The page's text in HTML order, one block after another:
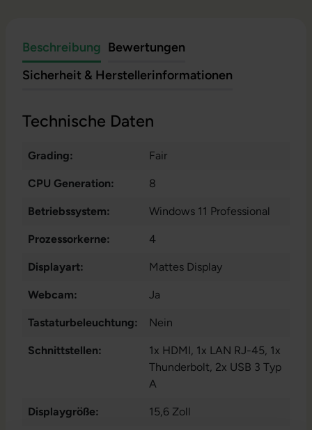
Beschreibung Bewertungen
Sicherheit & Herstellerinformationen
Technische Daten
Grading: Fair
CPU Generation: 8
Betriebssystem: Windows 11 Professional
Prozessorkerne: 4
Displayart: Mattes Display
Webcam: Ja
Tastaturbeleuchtung: Nein
Schnittstellen: 1x HDMI, 1x LAN RJ-45, 1x
Thunderbolt, 2x USB 3 Typ
A
Displaygröße: 15,6 Zoll